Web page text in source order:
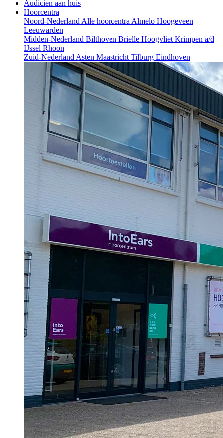
Audicien aan huis
Hoorcentra
Noord-Nederland Alle hoorcentra Almelo Hoogeveen
Leeuwarden
Midden-Nederland Bilthoven Brielle Hoogvliet Krimpen a/d
IJssel Rhoon
Zuid-Nederland Asten Maastricht Tilburg Eindhoven